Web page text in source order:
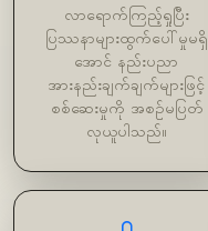
လာရောက်ကြည့်ရှုပြီး
ပြဿနာများထွက်ပေါ်မှုမရှိ
အောင် နည်းပညာ
အားနည်းချက်ချက်များဖြင့်
စစ်ဆေးမှုကို အစဉ်မပြတ်
လုယူပါသည်။